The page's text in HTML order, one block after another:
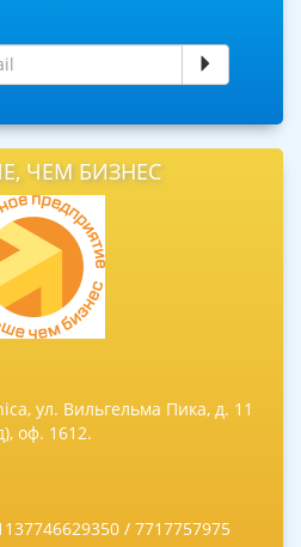
ЧЕМ БИЗНЕС
ул. Вильгельма Пика, д. 11
оф. 1612.
/ 7717757975